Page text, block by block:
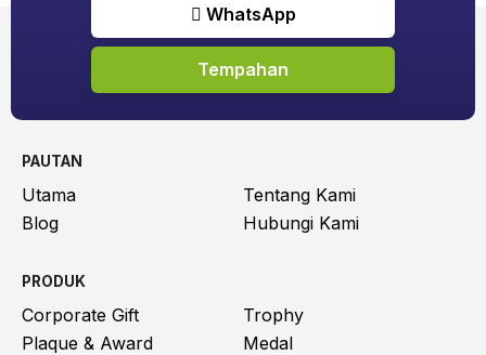
WhatsApp
Tempahan
PAUTAN
Utama
Tentang Kami
Blog
Hubungi Kami
PRODUK
Corporate Gift
Trophy
Plaque & Award
Medal